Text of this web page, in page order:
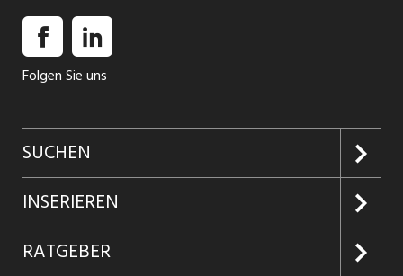
Folgen Sie uns
SUCHEN
Jobs suchen
Jobabo
INSERIEREN
Kundenlogin
RATGEBER